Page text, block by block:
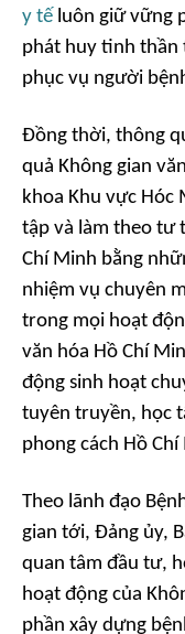
y tế luôn giữ vững
phát huy tinh thần
phục vụ người
Đồng thời, thông
quả Không gian
khoa Khu vực Hóc
tập và làm theo tư
Chí Minh bằng
nhiệm vụ chuyên
trong mọi hoạt
văn hóa Hồ Chí
động sinh hoạt
tuyên truyền, học
phong cách Hồ
Theo lãnh đạo
gian tới, Đảng ủy,
quan tâm đầu tư,
hoạt động của
phần xây dựng